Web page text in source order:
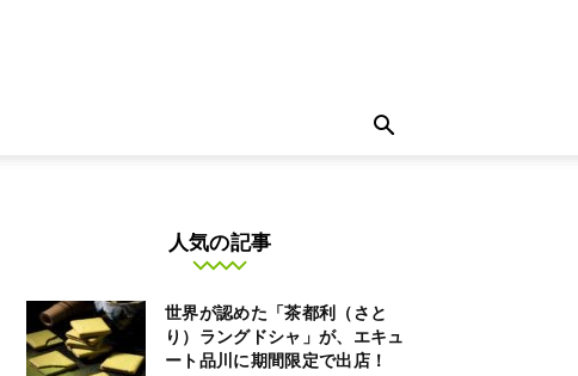
人気の記事
世界が認めた「茶都利（さと
り）ラングドシャ」が、エキュ
ート品川に期間限定で出店！